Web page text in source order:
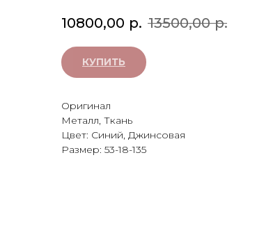
10800,00 р. 13500,00 р.
КУПИТЬ
Оригинал
Металл, Ткань
Цвет: Синий, Джинсовая
Размер: 53-18-135